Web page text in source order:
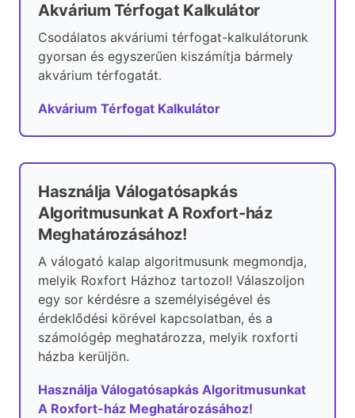
Akvárium Térfogat Kalkulátor
Csodálatos akváriumi térfogat-kalkulátorunk
gyorsan és egyszerűen kiszámítja bármely
akvárium térfogatát.
Akvárium Térfogat Kalkulátor
Használja Válogatósapkás
Algoritmusunkat A Roxfort-ház
Meghatározásához!
A válogató kalap algoritmusunk megmondja,
melyik Roxfort Házhoz tartozol! Válaszoljon
egy sor kérdésre a személyiségével és
érdeklődési körével kapcsolatban, és a
számológép meghatározza, melyik roxforti
házba kerüljön.
Használja Válogatósapkás Algoritmusunkat
A Roxfort-ház Meghatározásához!